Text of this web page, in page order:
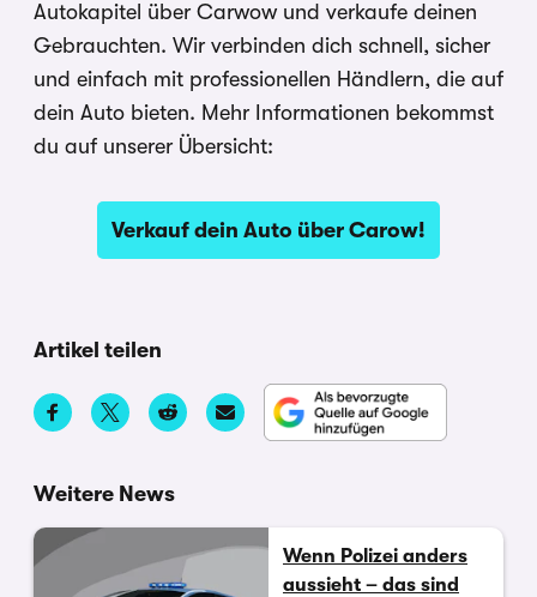
Autokapitel über Carwow und verkaufe deinen
Gebrauchten. Wir verbinden dich schnell, sicher
und einfach mit professionellen Händlern, die auf
dein Auto bieten. Mehr Informationen bekommst
du auf unserer Übersicht:
Verkauf dein Auto über Carow!
Artikel teilen
Weitere News
Wenn Polizei anders
aussieht – das sind